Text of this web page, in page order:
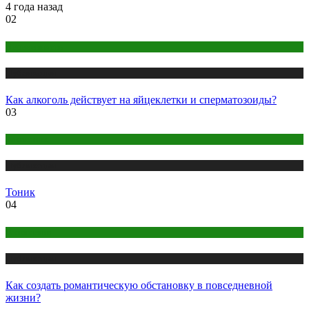
4 года назад
02
Как алкоголь действует на яйцеклетки и сперматозоиды?
03
Тоник
04
Как создать романтическую обстановку в повседневной
жизни?